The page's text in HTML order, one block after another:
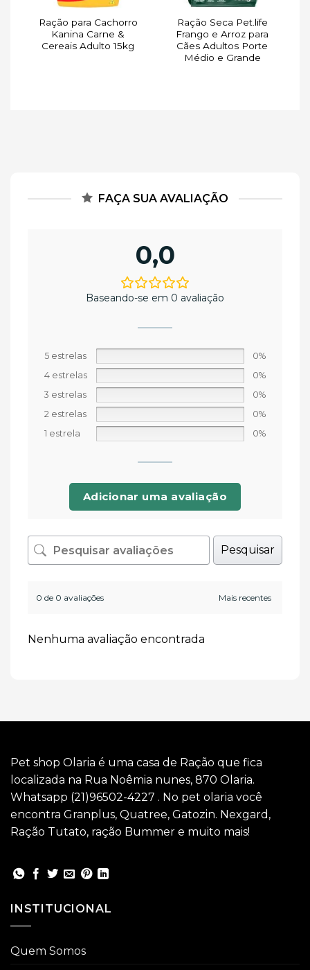
Ração para Cachorro
Kanina Carne &
Cereais Adulto 15kg
Ração Seca Pet.life
Frango e Arroz para
Cães Adultos Porte
Médio e Grande
FAÇA SUA AVALIAÇÃO
0,0
Baseando-se em 0 avaliação
5 estrelas
0%
4 estrelas
0%
3 estrelas
0%
2 estrelas
0%
1 estrela
0%
Adicionar uma avaliação
Pesquisar
0 de 0 avaliações
Nenhuma avaliação encontrada
Pet shop Olaria é uma casa de Ração que fica
localizada na Rua Noêmia nunes, 870 Olaria.
Whatsapp (21)96502-4227 . No pet olaria você
encontra Granplus, Quatree, Gatozin. Nexgard,
Ração Tutato, ração Bummer e muito mais!
INSTITUCIONAL
Quem Somos